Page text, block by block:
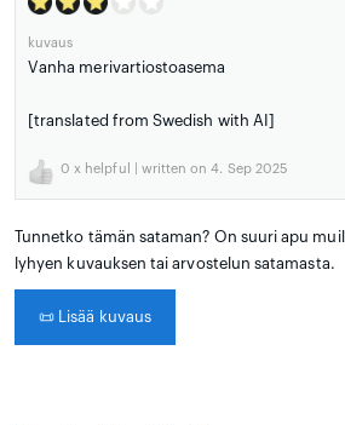
kuvaus
Vanha merivartiostoasema
[translated from Swedish with AI]
0 x helpful | written on 4. Sep 2025
Tunnetko tämän sataman? On suuri apu
lyhyen kuvauksen tai arvostelun satamasta.
📜 Lisää kuvaus